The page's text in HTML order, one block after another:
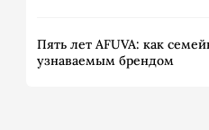
Пять лет AFUVA: как
узнаваемым брендом